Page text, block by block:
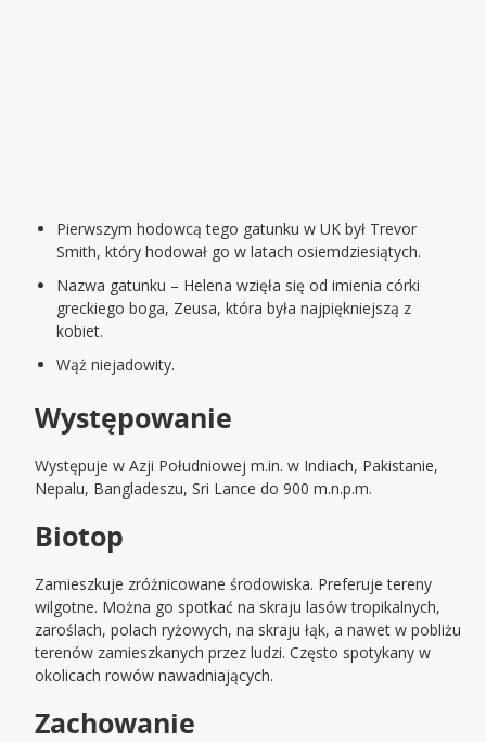
Pierwszym hodowcą tego gatunku w UK był Trevor
Smith, który hodował go w latach osiemdziesiątych.
Nazwa gatunku – Helena wzięła się od imienia córki
greckiego boga, Zeusa, która była najpiękniejszą z
kobiet.
Wąż niejadowity.
Występowanie
Występuje w Azji Południowej m.in. w Indiach, Pakistanie,
Nepalu, Bangladeszu, Sri Lance do 900 m.n.p.m.
Biotop
Zamieszkuje zróżnicowane środowiska. Preferuje tereny
wilgotne. Można go spotkać na skraju lasów tropikalnych,
zaroślach, polach ryżowych, na skraju łąk, a nawet w pobliżu
terenów zamieszkanych przez ludzi. Często spotykany w
okolicach rowów nawadniających.
Zachowanie